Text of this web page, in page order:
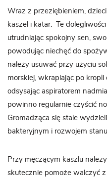
Wraz z przeziębieniem,
kaszel i katar. Te
utrudniając spokojny sen,
powodując niechęć do
należy usuwać przy użyciu
morskiej, wkrapiając po
odsysając aspiratorem
powinno regularnie czyścić
Gromadząca się stale
bakteryjnym i rozwojem
Przy męczącym kaszlu
skutecznie pomoże walczyć